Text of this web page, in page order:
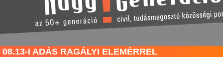
08.13-I ADÁS RAGÁLYI ELEMÉRREL